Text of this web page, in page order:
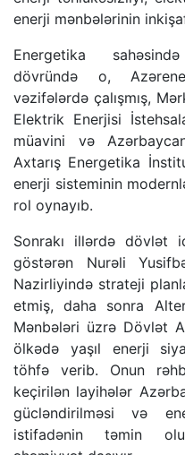
enerji mənbələrinin
Energetika
dövründə o,
vəzifələrdə çalışmış,
Elektrik Enerjisi
müavini və
Axtarış Energetika
enerji sisteminin
rol oynayıb.
Sonrakı illərdə dövlət
göstərən Nurəli
Nazirliyində strateji
etmiş, daha sonra
Mənbələri üzrə Dövlət
ölkədə yaşıl enerji
töhfə verib. Onun
keçirilən layihələr
gücləndirilməsi və
istifadənin təmin